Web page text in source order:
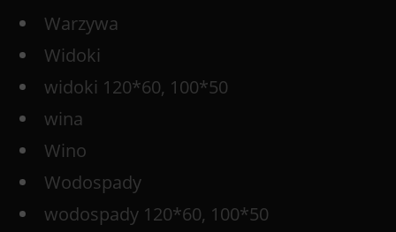
Warzywa
Widoki
widoki 120*60, 100*50
wina
Wino
Wodospady
wodospady 120*60, 100*50